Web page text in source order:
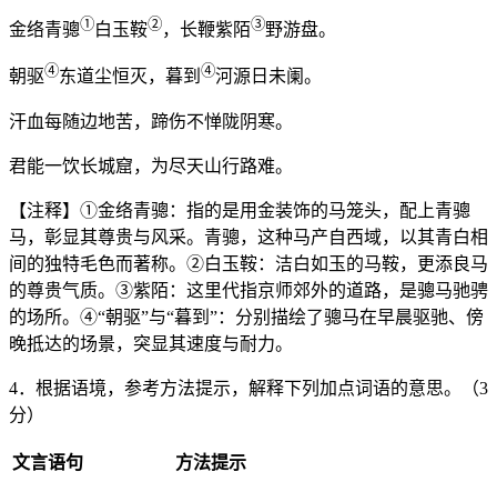
金络青骢①白玉鞍②，长鞭紫陌③野游盘。
朝驱④东道尘恒灭，暮到 ④河源日未阑。
汗血每随边地苦，蹄伤不惮陇阴寒。
君能一饮长城窟，为尽天山行路难。
【注释】①金络青骢：指的是用金装饰的马笼头，配上青骢
马，彰显其尊贵与风采。青骢，这种马产自西域，以其青白相
间的独特毛色而著称。②白玉鞍：洁白如玉的马鞍，更添良马
的尊贵气质。③紫陌：这里代指京师郊外的道路，是骢马驰骋
的场所。④“朝驱”与“暮到”：分别描绘了骢马在早晨驱驰、傍
晚抵达的场景，突显其速度与耐力。
4．根据语境，参考方法提示，解释下列加点词语的意思。（3
分）
文言语句 方法提示